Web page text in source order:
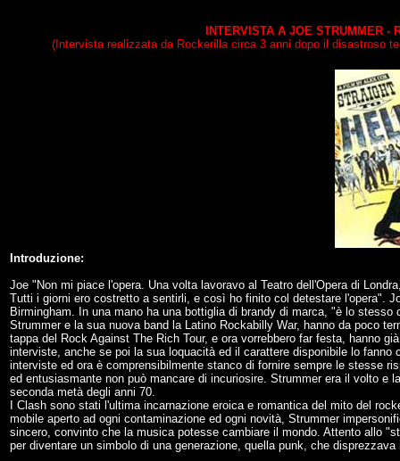
INTERVISTA A JOE STRUMMER
(Intervista realizzata da Rockerilla circa 3 anni dopo il disastroso
Introduzione:
Joe "Non mi piace l'opera. Una volta lavoravo al Teatro dell'Opera di
Tutti i giorni ero costretto a sentirli, e così ho finito col detestare l'opera".
Birmingham. In una mano ha una bottiglia di brandy di marca, "è lo
Strummer e la sua nuova band la Latino Rockabilly War, hanno da poco
tappa del Rock Against The Rich Tour, e ora vorrebbero far festa, hanno
interviste, anche se poi la sua loquacità ed il carattere disponibile lo
interviste ed ora è comprensibilmente stanco di fornire sempre le stesse
ed entusiasmante non può mancare di incuriosire. Strummer era il volto e
seconda metà degli anni 70.
I Clash sono stati l'ultima incarnazione eroica e romantica del mito del
mobile aperto ad ogni contaminazione ed ogni novità, Strummer
sincero, convinto che la musica potesse cambiare il mondo. Attento allo
per diventare un simbolo di una generazione, quella punk, che disprezzava